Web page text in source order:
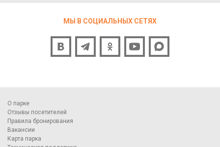
МЫ В СОЦИАЛЬНЫХ СЕТЯХ
О парке
Отзывы посетителей
Правила бронирования
Вакансии
Карта парка